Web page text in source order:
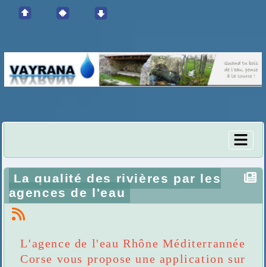
La qualité des rivières par les
agences de l'eau
L'agence de l'eau Rhône Méditerrannée
Corse vous propose une application sur